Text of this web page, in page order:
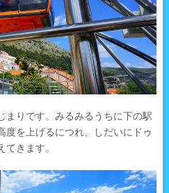
まりです。みるみるうちに下の駅
度を上げるにつれ、しだいにドゥ
きます。